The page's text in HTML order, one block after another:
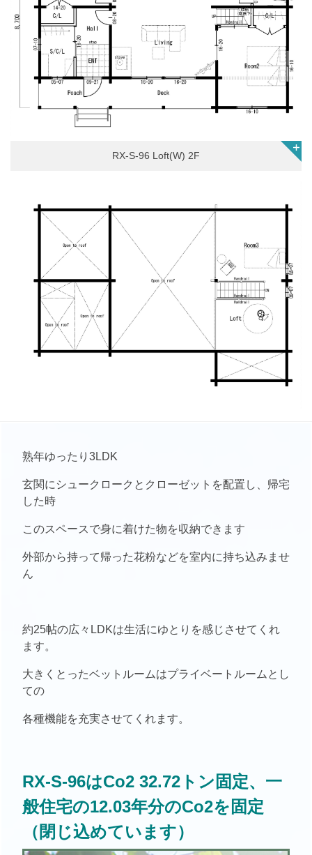
RX-S-96 Loft(W) 2F
熟年ゆったり3LDK
玄関にシュークロークとクローゼットを配置し、帰宅
した時
このスペースで身に着けた物を収納できます
外部から持って帰った花粉などを室内に持ち込みませ
ん
約25帖の広々LDKは生活にゆとりを感じさせてくれ
ます。
大きくとったベットルームはプライベートルームとし
ての
各種機能を充実させてくれます。
RX-S-96はCo2 32.72トン固定、一
般住宅の12.03年分のCo2を固定
（閉じ込めています）